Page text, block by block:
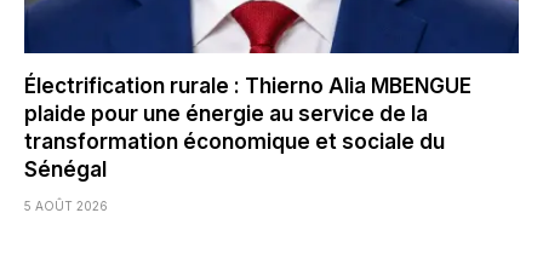
Électrification rurale : Thierno Alia MBENGUE
plaide pour une énergie au service de la
transformation économique et sociale du
Sénégal
5 AOÛT 2026